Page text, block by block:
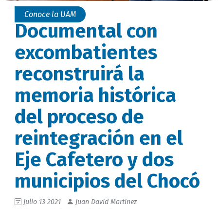
Conoce la UAM
Documental con
excombatientes
reconstruirá la
memoria histórica
del proceso de
reintegración en el
Eje Cafetero y dos
municipios del Chocó
Julio 13 2021
Juan David Martinez